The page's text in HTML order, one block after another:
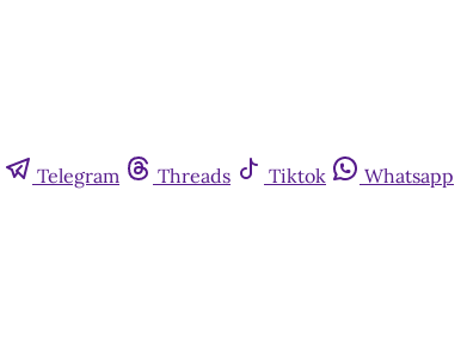
Telegram Threads Tiktok
Whatsapp